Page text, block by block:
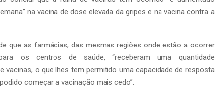
na vacina de dose elevada da gripes e na vacina contra a
que as farmácias, das mesmas regiões onde estão a ocorrer
os centros de saúde, “receberam uma quantidade
vacinas, o que lhes tem permitido uma capacidade de resposta
começar a vacinação mais cedo”.